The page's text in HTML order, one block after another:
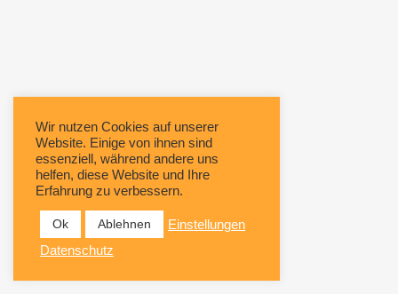
Wir nutzen Cookies auf unserer
Website. Einige von ihnen sind
essenziell, während andere uns
helfen, diese Website und Ihre
Erfahrung zu verbessern.
Ok Ablehnen
Einstellungen
Datenschutz